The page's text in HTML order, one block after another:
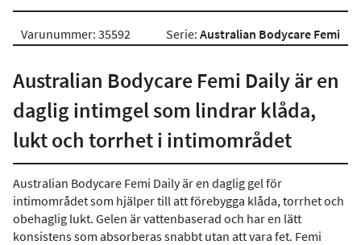
Varunummer: 35592 Serie: Australian Bodycare Femi
Australian Bodycare Femi Daily är en
daglig intimgel som lindrar klåda,
lukt och torrhet i intimområdet
Australian Bodycare Femi Daily är en daglig gel för
intimområdet som hjälper till att förebygga klåda, torrhet och
obehaglig lukt. Gelen är vattenbaserad och har en lätt
konsistens som absorberas snabbt utan att vara fet. Femi